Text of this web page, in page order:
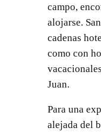
campo,
alojarse.
cadenas
como con
Juan.
Para una
alejada del